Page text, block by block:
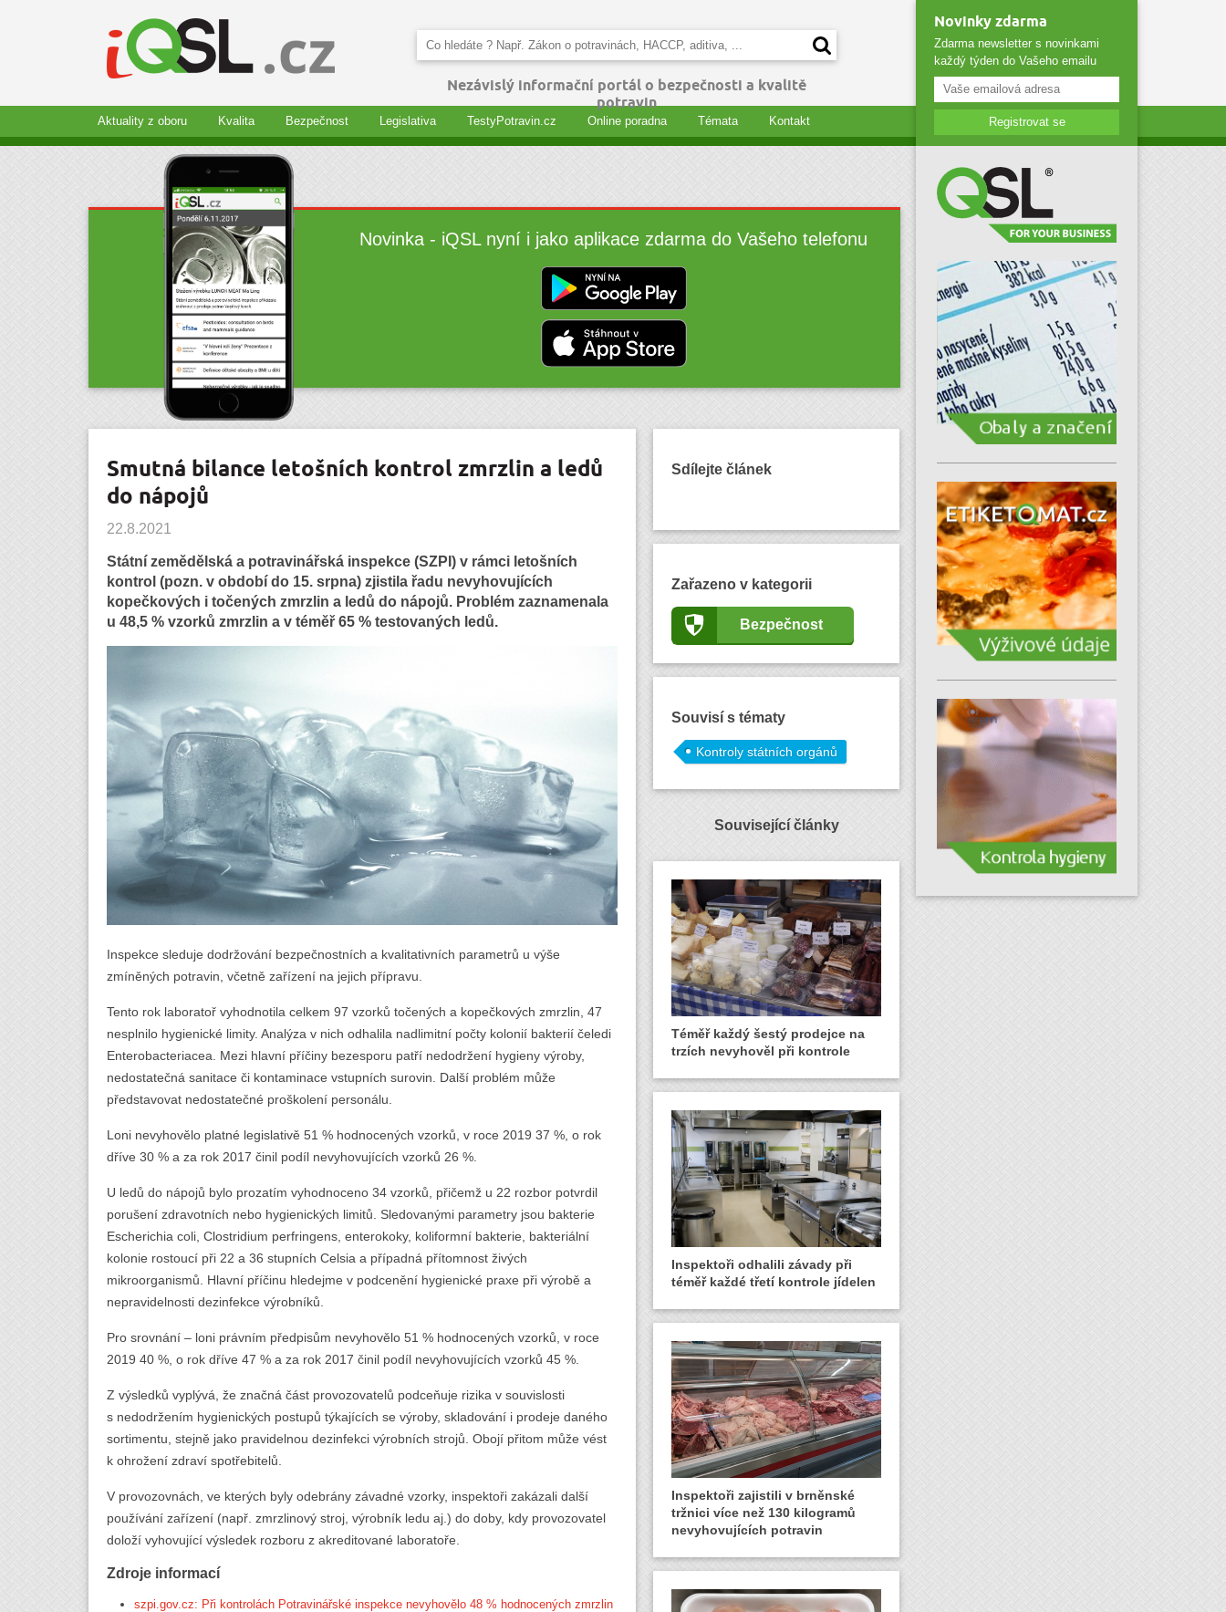
Nezávislý informační portál o bezpečnosti a kvalitě
potravin
Aktuality z oboru Kvalita Bezpečnost Legislativa TestyPotravin.cz Online poradna Témata Kontakt
Novinka - iQSL nyní i jako aplikace zdarma do Vašeho telefonu
Smutná bilance letošních kontrol zmrzlin a ledů
do nápojů
22.8.2021
Státní zemědělská a potravinářská inspekce (SZPI) v rámci letošních
kontrol (pozn. v období do 15. srpna) zjistila řadu nevyhovujících
kopečkových i točených zmrzlin a ledů do nápojů. Problém zaznamenala
u 48,5 % vzorků zmrzlin a v téměř 65 % testovaných ledů.
Inspekce sleduje dodržování bezpečnostních a kvalitativních parametrů u výše
zmíněných potravin, včetně zařízení na jejich přípravu.
Tento rok laboratoř vyhodnotila celkem 97 vzorků točených a kopečkových zmrzlin, 47
nesplnilo hygienické limity. Analýza v nich odhalila nadlimitní počty kolonií bakterií čeledi
Enterobacteriacea. Mezi hlavní příčiny bezesporu patří nedodržení hygieny výroby,
nedostatečná sanitace či kontaminace vstupních surovin. Další problém může
představovat nedostatečné proškolení personálu.
Loni nevyhovělo platné legislativě 51 % hodnocených vzorků, v roce 2019 37 %, o rok
dříve 30 % a za rok 2017 činil podíl nevyhovujících vzorků 26 %.
U ledů do nápojů bylo prozatím vyhodnoceno 34 vzorků, přičemž u 22 rozbor potvrdil
porušení zdravotních nebo hygienických limitů. Sledovanými parametry jsou bakterie
Escherichia coli, Clostridium perfringens, enterokoky, koliformní bakterie, bakteriální
kolonie rostoucí při 22 a 36 stupních Celsia a případná přítomnost živých
mikroorganismů. Hlavní příčinu hledejme v podcenění hygienické praxe při výrobě a
nepravidelnosti dezinfekce výrobníků.
Pro srovnání – loni právním předpisům nevyhovělo 51 % hodnocených vzorků, v roce
2019 40 %, o rok dříve 47 % a za rok 2017 činil podíl nevyhovujících vzorků 45 %.
Z výsledků vyplývá, že značná část provozovatelů podceňuje rizika v souvislosti
s nedodržením hygienických postupů týkajících se výroby, skladování i prodeje daného
sortimentu, stejně jako pravidelnou dezinfekci výrobních strojů. Obojí přitom může vést
k ohrožení zdraví spotřebitelů.
V provozovnách, ve kterých byly odebrány závadné vzorky, inspektoři zakázali další
používání zařízení (např. zmrzlinový stroj, výrobník ledu aj.) do doby, kdy provozovatel
doloží vyhovující výsledek rozboru z akreditované laboratoře.
Zdroje informací
szpi.gov.cz: Při kontrolách Potravinářské inspekce nevyhovělo 48 % hodnocených zmrzlin
Sdílejte článek
Zařazeno v kategorii
Bezpečnost
Souvisí s tématy
Kontroly státních orgánů
Související články
Téměř každý šestý prodejce na
trzích nevyhověl při kontrole
Inspektoři odhalili závady při
téměř každé třetí kontrole jídelen
Inspektoři zajistili v brněnské
tržnici více než 130 kilogramů
nevyhovujících potravin
Novinky zdarma
Zdarma newsletter s novinkami
každý týden do Vašeho emailu
Registrovat se